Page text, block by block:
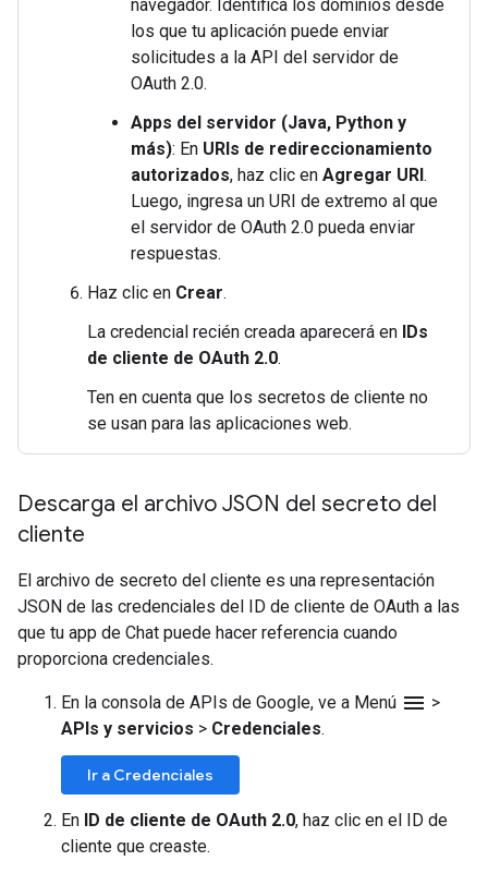
navegador. Identifica los dominios desde
los que tu aplicación puede enviar
solicitudes a la API del servidor de
OAuth 2.0.
Apps del servidor (Java, Python y
más): En URIs de redireccionamiento
autorizados, haz clic en Agregar URI.
Luego, ingresa un URI de extremo al que
el servidor de OAuth 2.0 pueda enviar
respuestas.
Haz clic en Crear.
La credencial recién creada aparecerá en IDs
de cliente de OAuth 2.0.
Ten en cuenta que los secretos de cliente no
se usan para las aplicaciones web.
Descarga el archivo JSON del secreto del
cliente
El archivo de secreto del cliente es una representación
JSON de las credenciales del ID de cliente de OAuth a las
que tu app de Chat puede hacer referencia cuando
proporciona credenciales.
En la consola de APIs de Google, ve a Menú menu >
APIs y servicios > Credenciales.
Ir a Credenciales
En ID de cliente de OAuth 2.0, haz clic en el ID de
cliente que creaste.